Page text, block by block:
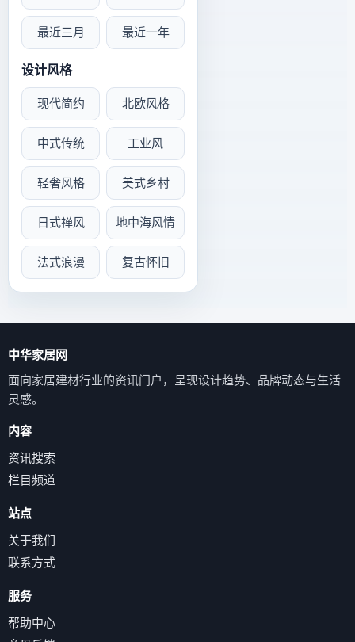
最近三月 最近一年
设计风格
现代简约 北欧风格
中式传统 工业风
轻奢风格 美式乡村
日式禅风 地中海风情
法式浪漫 复古怀旧
中华家居网
面向家居建材行业的资讯门户，呈现设计趋势、品牌动态与生活
灵感。
内容
资讯搜索
栏目频道
站点
关于我们
联系方式
服务
帮助中心